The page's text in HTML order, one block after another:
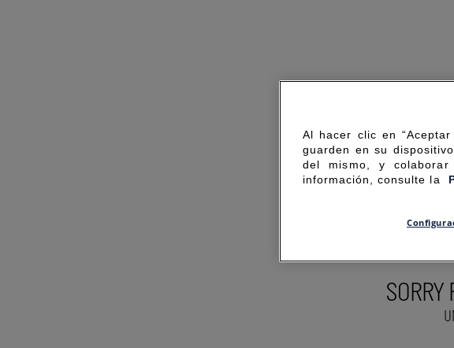
SORRY
Al hacer clic en
guarden en su
del mismo, y
información, consulte la